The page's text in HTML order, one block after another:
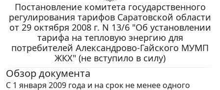
Постановление комитета государственного
регулирования тарифов Саратовской области
от 29 октября 2008 г. N 13/6 "Об установлении
тарифа на тепловую энергию для
потребителей Александрово-Гайского МУМП
ЖКХ" (не вступило в силу)
Обзор документа
С 1 января 2009 года и на срок не менее одного